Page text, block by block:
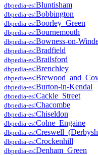
dbpedia-es:Bluntisham
dbpedia-es:Bobbington
dbpedia-es:Boorley_Green
dbpedia-es:Bournemouth
dbpedia-es:Bowness-on-
dbpedia-es:Bradfield
dbpedia-es:Brailsford
dbpedia-es:Brenchley
dbpedia-es
dbpedia-es:Burton-in-Kendal
dbpedia-es:Cackle_Street
dbpedia-es:Chacombe
dbpedia-es:Chiseldon
dbpedia-es:Colne_Engaine
dbpedia-es
dbpedia-es:Crockenhill
dbpedia-es:Denham_Green